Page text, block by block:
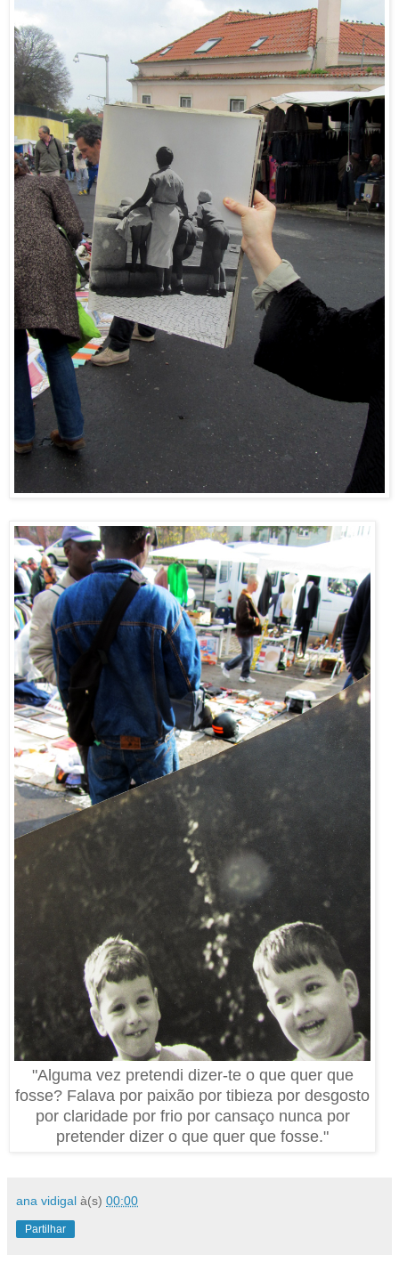
"Alguma vez pretendi dizer-te o que quer que
fosse? Falava por paixão por tibieza por desgosto
por claridade por frio por cansaço nunca por
pretender dizer o que quer que fosse."
ana vidigal à(s) 00:00
Partilhar